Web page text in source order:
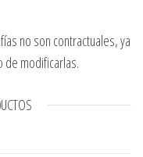
no son contractuales, ya
de modificarlas.